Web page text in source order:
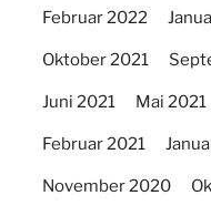
Februar 2022
Oktober 2021
Juni 2021 Mai 2021
Februar 2021
November 2020